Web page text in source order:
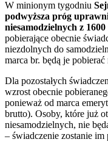
W minionym tygodniu
podwyższa próg
niesamodzielnych z 1600
pobierające obecnie
niezdolnych do
marca br. będą je
Dla pozostałych
wzrost obecnie
ponieważ od marca
brutto). Osoby, które już
niesamodzielnych, nie
– świadczenie zostanie